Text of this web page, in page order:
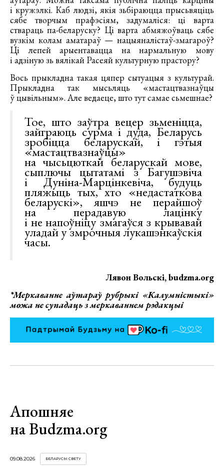
і кружэлкі. Каб людзі, якія зьбіраюцца прысьвяціць
сябе творчым прафэсіям, задумаліся: ці варта
ствараць па-беларуску? Ці варта абмяжоўваць сябе
вузкім колам аматараў — нацыяналістаў-змагароў?
Ці лепей арыентавацца на нармальную мову
і адзіную зь вялікай Расеяй культурную прастору?
Вось прыкладна такая цяпер сытуацыя з культурай.
Прыкладна так мысьляць «мастацтвазнаўцы
ў цывільным». Але ведаеце, што тут самае сьмешнае?
Тое, што заўтра вецер зьменіцца,
зайграюць сурма і дуда, Беларусь
зробіцца беларускай, і гэтыя
«мастацтвазнаўцы»
на чысьцюткай беларускай мове,
сыплючы цытатамі з Багушэвіча
і Дуніна-Марцінкевіча, будуць
пляжыць тых, хто «недастаткова
беларускі», яшчэ не перайшоў
на перадавую лацінку
і не напоўніцу змагаўся з крывавай
уладай у змрочныя лукашэнкаўскія
часы.
Лявон Вольскі, budzma.org
*Меркаванне аўтараў рубрыкі «Калумністыкі»
можа не супадаць з меркаваннем рэдакцыі
Апошняе
на Budzma.org
09.08.2026 БЕЛАРУСЫ СВЕТУ